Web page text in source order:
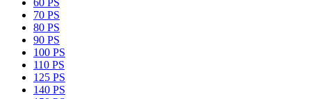
60 PS
70 PS
80 PS
90 PS
100 PS
110 PS
125 PS
140 PS